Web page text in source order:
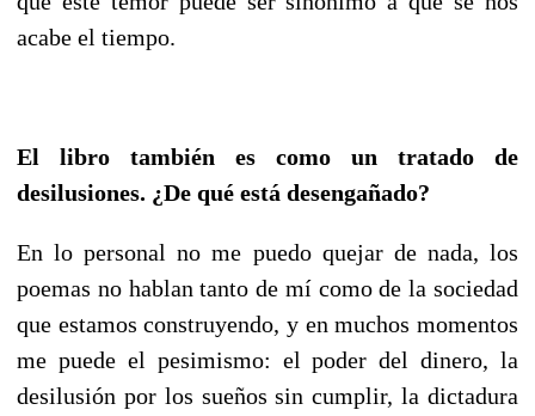
acabe el tiempo.
El libro también es como un tratado de
desilusiones. ¿De qué está desengañado?
En lo personal no me puedo quejar de nada, los
poemas no hablan tanto de mí como de la sociedad
que estamos construyendo, y en muchos momentos
me puede el pesimismo: el poder del dinero, la
desilusión por los sueños sin cumplir, la dictadura